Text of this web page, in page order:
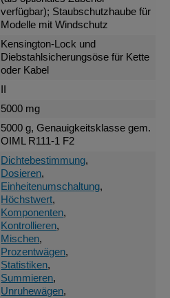
verfügbar); Staubschutzhaube für
Modelle mit Windschutz
Kensington-Lock und
Diebstahlsicherungsöse für Kette
oder Kabel
5000 mg
5000 g, Genauigkeitsklasse gem.
OIML R111-1 F2
Dichtebestimmung,
Dosieren,
Einheitenumschaltung,
Höchstwert,
Komponenten,
Kontrollieren,
Mischen,
Prozentwägen,
Statistiken,
Summieren,
Unruhewägen,